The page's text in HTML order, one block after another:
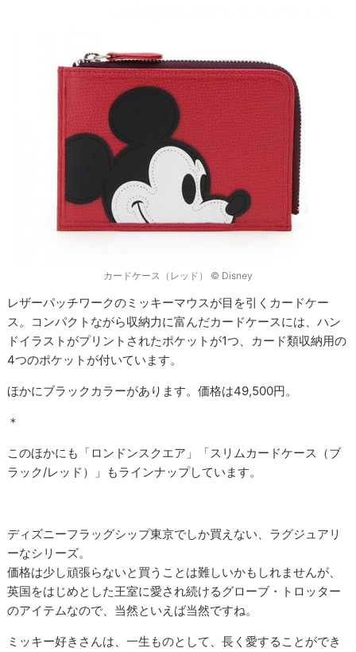
カードケース（レッド） © Disney
レザーパッチワークのミッキーマウスが目を引くカードケー
ス。コンパクトながら収納力に富んだカードケースには、ハン
ドイラストがプリントされたポケットが1つ、カード類収納用の
4つのポケットが付いています。
ほかにブラックカラーがあります。価格は49,500円。
＊
このほかにも「ロンドンスクエア」「スリムカードケース（ブ
ラック/レッド）」もラインナップしています。
ディズニーフラッグシップ東京でしか買えない、ラグジュアリ
ーなシリーズ。
価格は少し頑張らないと買うことは難しいかもしれませんが、
英国をはじめとした王室に愛され続けるグローブ・トロッター
のアイテムなので、当然といえば当然ですね。
ミッキー好きさんは、一生ものとして、長く愛することができ